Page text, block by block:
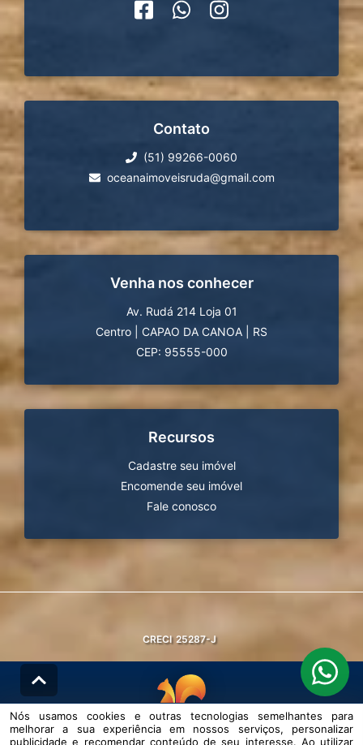
Contato
(51) 99266-0060
oceanaimoveisruda@gmail.com
Venha nos conhecer
Av. Rudá 214 Loja 01
Centro
CAPAO DA CANOA
RS
CEP: 95555-000
Recursos
Cadastre seu imóvel
Encomende seu imóvel
Fale conosco
CRECI 25287-J
© DESENVOLVIDO PELAAGIL.NET
Nós usamos cookies e outras tecnologias semelhantes para
melhorar a sua experiência em nossos serviços, personalizar
publicidade e recomendar conteúdo de seu interesse. Ao utilizar